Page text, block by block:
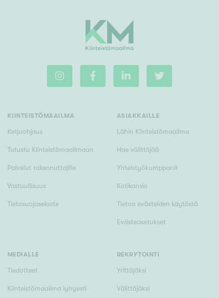
Tyydyttävä
Ominaisuudet
Hissi
Oma sauna
KIINTEISTÖMAAILMA
Ketjuohjaus
Tutustu Kiinteistömaailmaan
Palvelut rakennuttajille
Vastuullisuus
Tietosuojaseloste
ASIAKKAILLE
Lähin Kiinteistömaailma
Hae välittäjää
Yhteistyökumppanit
Kotikansio
Tietoa evästeiden käytöstä
Evästeasetukset
MEDIALLE
Tiedotteet
Kiinteistömaailma lyhyesti
REKRYTOINTI
Yrittäjäksi
Välittäjäksi